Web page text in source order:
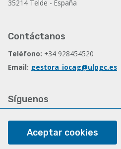
35214 Telde - España
Contáctanos
Teléfono: +34 928454520
Email: gestora_iocag@ulpgc.es
Síguenos
Aceptar cookies